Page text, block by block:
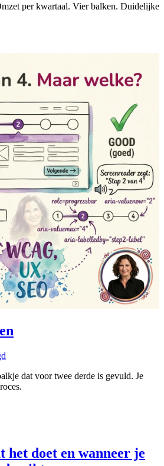
per kwartaal. Vier balken. Duidelijke
dat voor twee derde is gevuld. Je
het doet en wanneer je